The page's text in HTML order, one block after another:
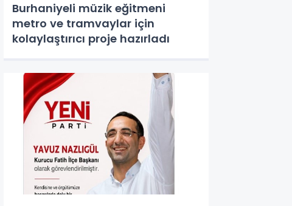
Burhaniyeli müzik eğitmeni
metro ve tramvaylar için
kolaylaştırıcı proje hazırladı